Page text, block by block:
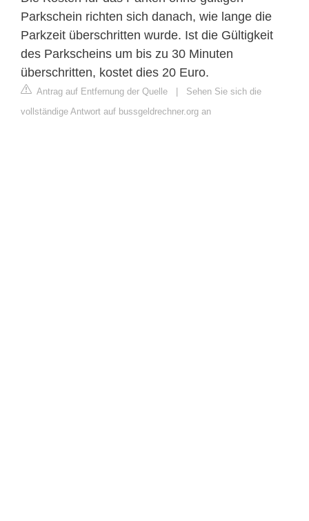
Parkschein richten sich danach, wie lange die
Parkzeit überschritten wurde. Ist die Gültigkeit
des Parkscheins um bis zu 30 Minuten
überschritten, kostet dies 20 Euro.
Antrag auf Entfernung der Quelle | Sehen Sie sich die
vollständige Antwort auf bussgeldrechner.org an